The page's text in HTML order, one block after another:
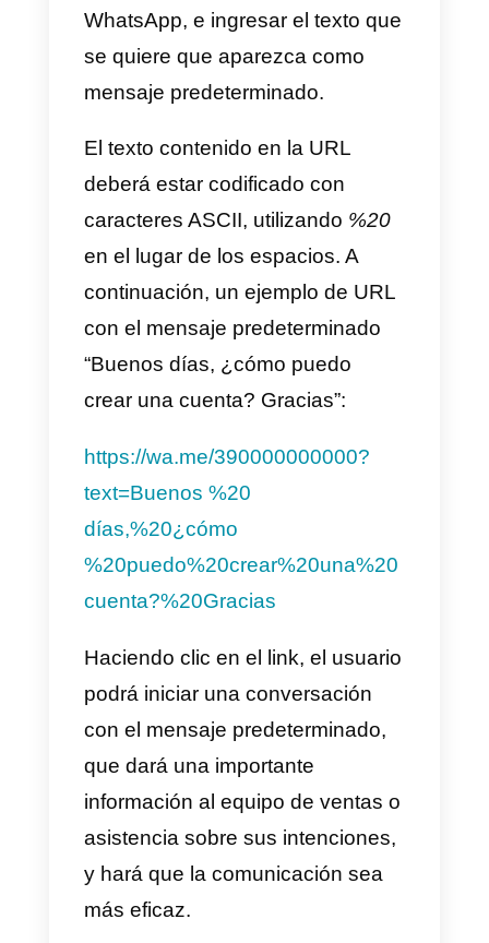
para WhatsApp
Como hemos visto, crear un link
que envía al chat de WhatsApp
no es para nada complicado, el
problema es que no resulta fácil
monitorear exactamente desde
dónde son generadas estas
conversaciones.
Por ejemplo, si quisiéramos
de qué página de productos nos
está contactando un potencial
cliente, será necesarioagregar
un texto predeterminado
manera de tener listos con
anticipación elementos en los
cuales basar la conversación.